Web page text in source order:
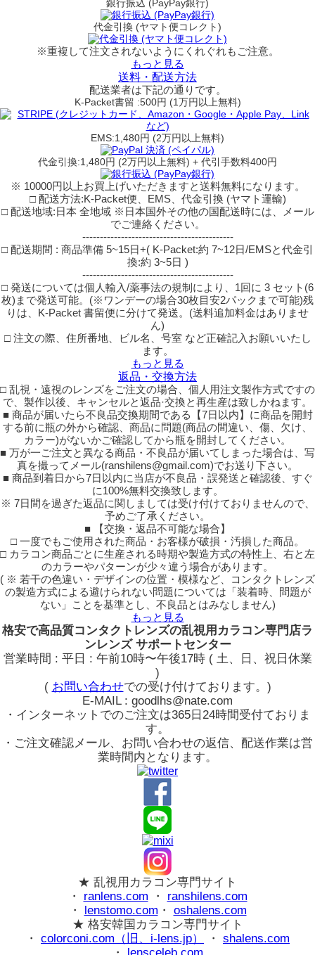
銀行振込 (PayPay銀行)
代金引換 (ヤマト便コレクト)
※重複して注文されないようにくれぐれもご注意。
もっと見る
送料・配送方法
配送業者は下記の通りです。
K-Packet書留 :500円 (1万円以上無料)
EMS:1,480円 (2万円以上無料)
代金引換:1,480円 (2万円以上無料) + 代引手数料400円
※ 10000円以上お買上げいただきますと送料無料になります。
□ 配送方法:K-Packet便、EMS、代金引換 (ヤマト運輸)
□ 配送地域:日本 全地域 ※日本国外その他の国配送時には、メール
でご連絡ください。
-------------------------------------------
□ 配送期間 : 商品準備 5~15日+( K-Packet:約 7~12日/EMSと代金引
換:約 3~5日 )
-------------------------------------------
□ 発送については個人輸入/薬事法の規制により、1回に 3 セット(6
枚)まで発送可能。(※ワンデーの場合30枚目安2パックまで可能)残
りは、K-Packet 書留便に分けて発送。(送料追加料金はありませ
ん)
□ 注文の際、住所番地、ビル名、号室 など正確記入お願いいたし
ます。
もっと見る
返品・交換方法
□ 乱視・遠視のレンズをご注文の場合、個人用注文製作方式ですの
で、製作以後、キャンセルと返品·交換と再生産は致しかねます。
■ 商品が届いたら不良品交換期間である【7日以内】に商品を開封
する前に瓶の外から確認、商品に問題(商品の間違い、傷、欠け、
カラー)がないかご確認してから瓶を開封してください。
■ 万が一ご注文と異なる商品・不良品が届いてしまった場合は、写
真を撮ってメール(ranshilens@gmail.com)でお送り下さい。
■ 商品到着日から7日以内に当店が不良品・誤発送と確認後、すぐ
に100%無料交換致します。
※ 7日間を過ぎた返品に関しましては受け付けておりませんので、
予めご了承ください。
■ 【交換・返品不可能な場合】
□ 一度でもご使用された商品・お客様が破損・汚損した商品。
□ カラコン商品ごとに生産される時期や製造方式の特性上、右と左
のカラーやパターンが少々違う場合があります。
( ※ 若干の色違い・デザインの位置・模様など、コンタクトレンズ
の製造方式による避けられない問題については「装着時、問題が
ない」ことを基準とし、不良品とはみなしません)
もっと見る
格安で高品質コンタクトレンズの乱視用カラコン専門店ラ
ンレンズ サポートセンター
営業時間 : 平日 : 午前10時〜午後17時 ( 土、日、祝日休業
)
( お問い合わせでの受け付けております。)
E-MAIL : goodlhs@nate.com
・インターネットでのご注文は365日24時間受付ておりま
す。
・ご注文確認メール、お問い合わせの返信、配送作業は営
業時間内となります。
★ 乱視用カラコン専門サイト
・ ranlens.com ・ ranshilens.com
・
lenstomo.com ・ oshalens.com
★ 格安韓国カラコン専門サイト
・ colorconi.com（旧、i-lens.jp） ・ shalens.com